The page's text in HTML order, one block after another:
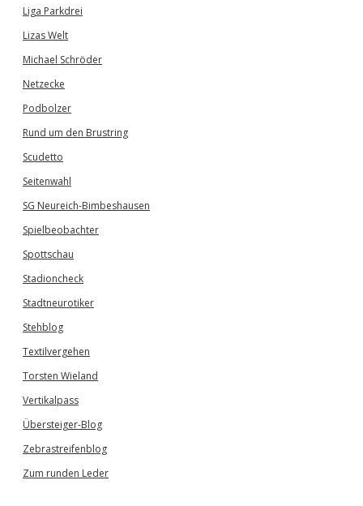
Liga Parkdrei
Lizas Welt
Michael Schröder
Netzecke
Podbolzer
Rund um den Brustring
Scudetto
Seitenwahl
SG Neureich-Bimbeshausen
Spielbeobachter
Spottschau
Stadioncheck
Stadtneurotiker
Stehblog
Textilvergehen
Torsten Wieland
Vertikalpass
Übersteiger-Blog
Zebrastreifenblog
Zum runden Leder